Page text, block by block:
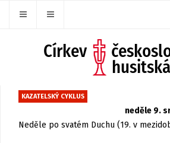
KAZATELSKÝ CYKLUS
neděle 9.
Neděle po svatém Duchu (19. v